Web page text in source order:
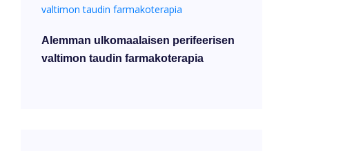
Alemman ulkomaalaisen perifeerisen
valtimon taudin farmakoterapia